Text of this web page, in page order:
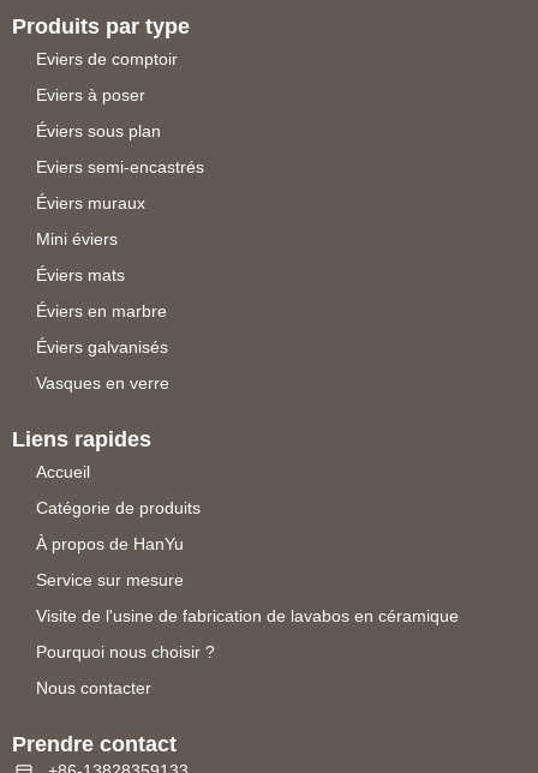
Produits par type
Eviers de comptoir
Eviers à poser
Éviers sous plan
Eviers semi-encastrés
Éviers muraux
Mini éviers
Éviers mats
Éviers en marbre
Éviers galvanisés
Vasques en verre
Liens rapides
Accueil
Catégorie de produits
À propos de HanYu
Service sur mesure
Visite de l'usine de fabrication de lavabos en céramique
Pourquoi nous choisir ?
Nous contacter
Prendre contact